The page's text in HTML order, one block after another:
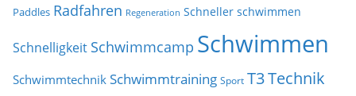
Paddles Radfahren Regeneration Schneller schwimmen
Schnelligkeit Schwimmcamp Schwimmen
Schwimmtechnik Schwimmtraining Sport T3Technik